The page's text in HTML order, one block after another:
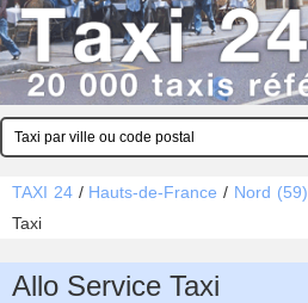
TAXI 24/ Hauts-de-France / Nord (59)
Taxi
Allo Service Taxi